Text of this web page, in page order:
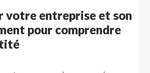
votre entreprise et son
pour comprendre